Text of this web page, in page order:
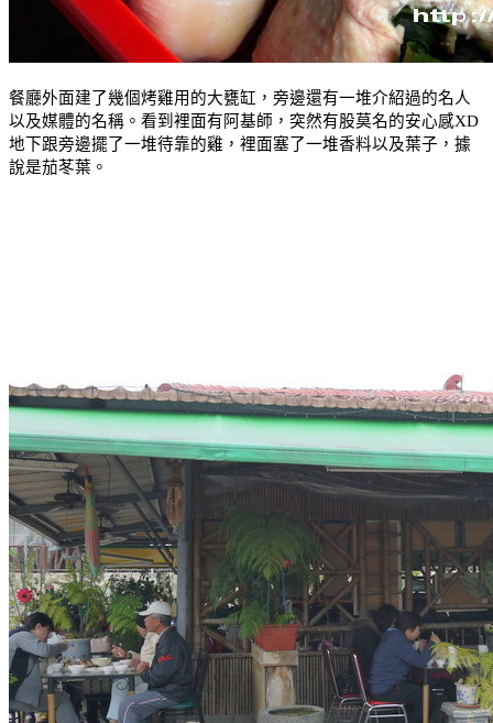
餐廳外面建了幾個烤雞用的大甕缸，旁邊還有一堆介紹過的名人
以及媒體的名稱。看到裡面有阿基師，突然有股莫名的安心感XD
地下跟旁邊擺了一堆待靠的雞，裡面塞了一堆香料以及葉子，據
說是茄苳葉。